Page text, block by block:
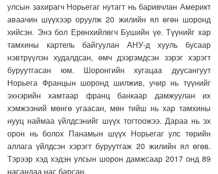
улсын захирагч Норьегаг нутагт нь баривчлан Америкт
аваачин шүүхээр оруулж 20 жилийн ял өгөн шоронд
хийсэн. Энэ бол Ерөнхийлөгч Бушийн үе. Түүнийг хар
тамхины картель байгуулан АНУ-д хууль бусаар
нэвтрүүлэн худалдсан, өмч дээрэмдсэн зэрэг хэрэгт
буруутгасан юм. Шоронгийн хугацаа дуусангуут
Норьега Францын шоронд шилжив, учир нь түүнийг
эхнэрийн хамтаар франц банкаар дамжуулан их
хэмжээний мөнгө угаасан, мөн тийш нь хар тамхины
нууц наймаа үйлдсэнийг шүүх тогтоожээ. Дараа нь эх
орон нь болох Панамын шүүх Норьегаг улс төрийн
аллага үйлдсэн хэрэгт буруутгаж 20 жилийн ял өгөв.
Тэрээр хэд хэдэн улсын шорон дамжсаар 2017 онд 89
насандаа нас барсан.